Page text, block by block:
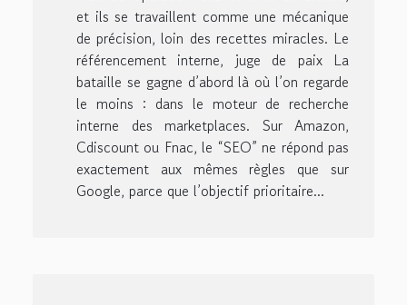
et ils se travaillent comme une mécanique
de précision, loin des recettes miracles. Le
référencement interne, juge de paix La
bataille se gagne d’abord là où l’on regarde
le moins : dans le moteur de recherche
interne des marketplaces. Sur Amazon,
Cdiscount ou Fnac, le “SEO” ne répond pas
exactement aux mêmes règles que sur
Google, parce que l’objectif prioritaire...